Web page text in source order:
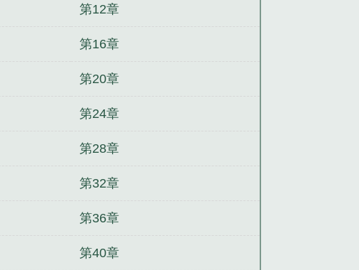
第12章
第16章
第20章
第24章
第28章
第32章
第36章
第40章